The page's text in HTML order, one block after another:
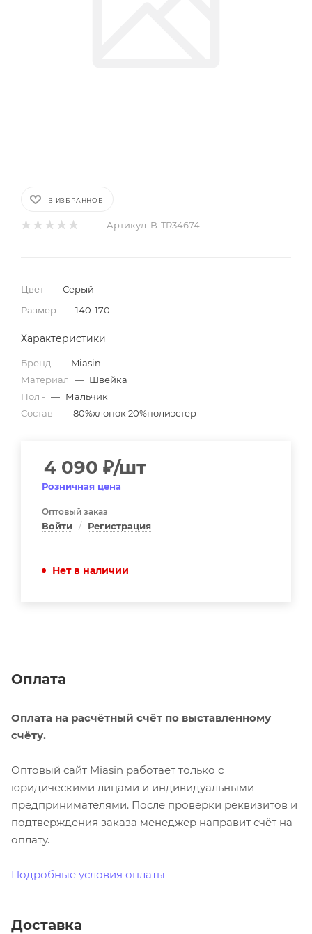
В ИЗБРАННОЕ
Артикул: B-TR34674
Цвет — Серый
Размер — 140-170
Характеристики
Бренд — Miasin
Материал — Швейка
Пол - — Мальчик
Состав — 80%хлопок 20%полиэстер
4 090 ₽/шт
Розничная цена
Оптовый заказ
Войти / Регистрация
Нет в наличии
Оплата
Оплата на расчётный счёт по выставленному
счёту.
Оптовый сайт Miasin работает только с
юридическими лицами и индивидуальными
предпринимателями. После проверки реквизитов и
подтверждения заказа менеджер направит счёт на
оплату.
Подробные условия оплаты
Доставка